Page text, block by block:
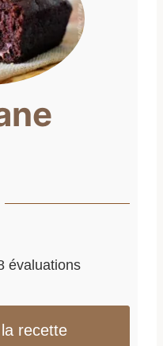
évaluations
recette